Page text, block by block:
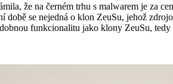
že na černém trhu s malwarem je za
době se nejedná o klon ZeuSu, jehož
funkcionalitu jako klony ZeuSu,